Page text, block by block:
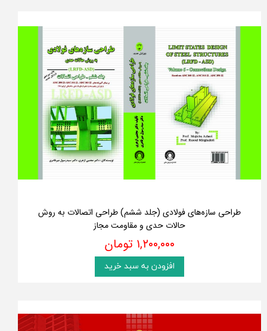
طراحی سازه‌های فولادی (جلد ششم) طراحی اتصالات به روش
حالات حدی و مقاومت مجاز
۱,۲۰۰,۰۰۰ تومان
افزودن به سبد خرید